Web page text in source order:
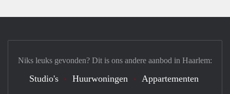
Niks leuks gevonden? Dit is ons andere aanbod in Haarlem:
Studio's Huurwoningen Appartementen